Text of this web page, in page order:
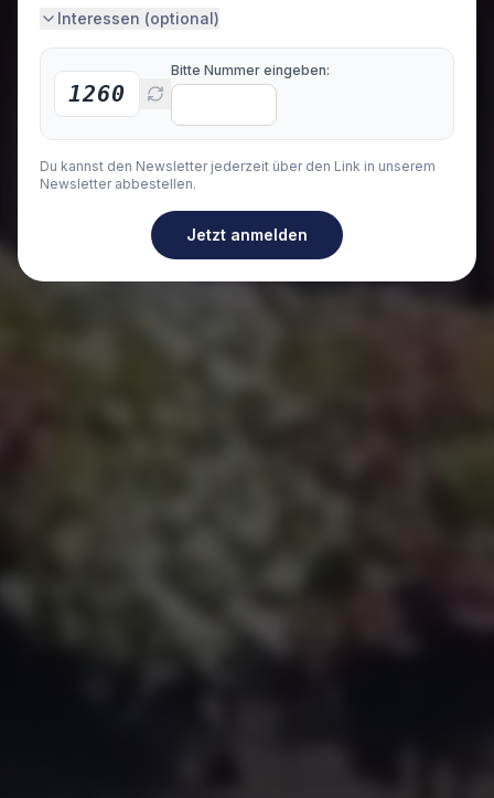
Interessen (optional)
1260
Bitte Nummer eingeben:
Du kannst den Newsletter jederzeit über den Link in unserem
Newsletter abbestellen.
Jetzt anmelden